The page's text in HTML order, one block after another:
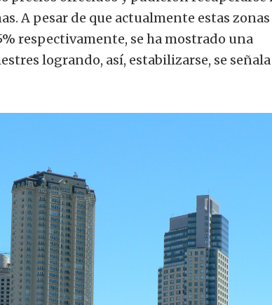
A pesar de que actualmente estas zonas
respectivamente, se ha mostrado una
logrando, así, estabilizarse, se señala